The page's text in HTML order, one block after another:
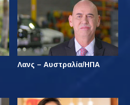
Λανς – Αυστραλία/ΗΠΑ